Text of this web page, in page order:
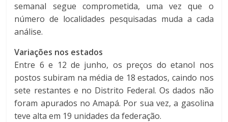
semanal segue comprometida, uma vez que o
número de localidades pesquisadas muda a cada
análise.
Variações nos estados
Entre 6 e 12 de junho, os preços do etanol nos
postos subiram na média de 18 estados, caindo nos
sete restantes e no Distrito Federal. Os dados não
foram apurados no Amapá. Por sua vez, a gasolina
teve alta em 19 unidades da federação.